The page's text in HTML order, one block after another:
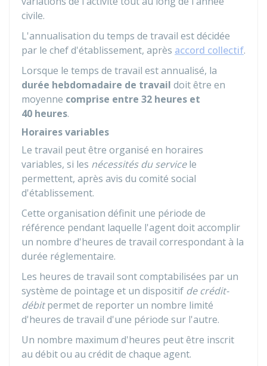
civile.
L'annualisation du temps de travail est décidée
par le chef d'établissement, après accord collectif.
Lorsque le temps de travail est annualisé, la
durée hebdomadaire de travail doit être en
moyenne comprise entre 32 heures et
40 heures.
Horaires variables
Le travail peut être organisé en horaires
variables, si les nécessités du servicele
permettent, après avis du comité social
d'établissement.
Cette organisation définit une période de
référence pendant laquelle l'agent doit accomplir
un nombre d'heures de travail correspondant à la
durée réglementaire.
Les heures de travail sont comptabilisées par un
système de pointage et un dispositif de crédit-
débitpermet de reporter un nombre limité
d'heures de travail d'une période sur l'autre.
Un nombre maximum d'heures peut être inscrit
au débit ou au crédit de chaque agent.